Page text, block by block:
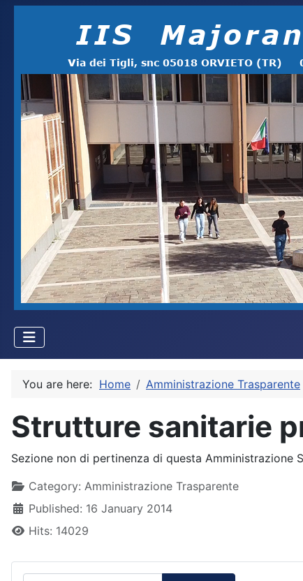
You are here: Home Amministrazione Trasparente
Strutture sanitarie
Sezione non di pertinenza di questa Amministrazione
DetailsCategory: Amministrazione Trasparente
Published: 16 January 2014
Hits: 14029